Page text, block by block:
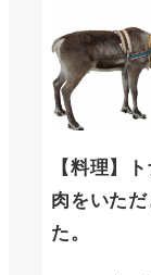
【料理】
肉をいただ
た。